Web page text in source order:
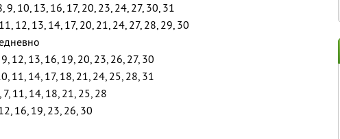
9, 10, 13, 16, 17, 20, 23, 24, 27, 30, 31
12, 13, 14, 17, 20, 21, 24, 27, 28, 29, 30
12, 13, 16, 19, 20, 23, 26, 27, 30
11, 14, 17, 18, 21, 24, 25, 28, 31
11, 14, 18, 21, 25, 28
16, 19, 23, 26, 30